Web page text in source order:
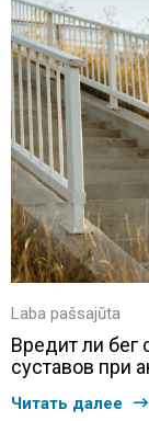
Laba pašsajūta
Вредит ли бег
суставов при
Читать далее